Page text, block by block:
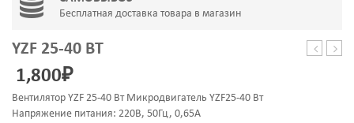
Бесплатная доставка товара в магазин
YZF 25-40 ВТ
1,800₽
Вентилятор YZF 25-40 Вт Микродвигатель YZF25-40 Вт
Напряжение питания: 220В, 50Гц, 0,65A